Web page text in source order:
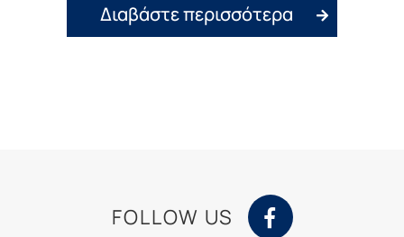
Διαβάστε περισσότερα
FOLLOW US